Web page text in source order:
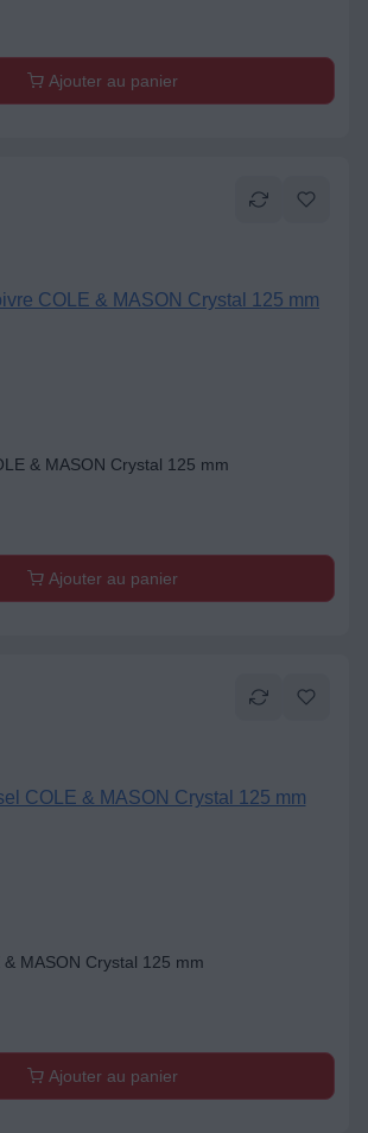
Ajouter au panier
& MASON Crystal 125 mm
Ajouter au panier
MASON Crystal 125 mm
Ajouter au panier